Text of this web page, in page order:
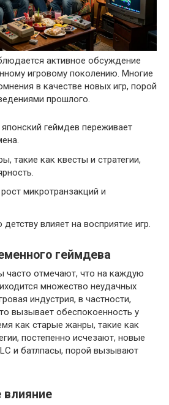
активное обсуждение
игровому поколению. Многие
в качестве новых игр, порой
прошлого.
геймдев переживает
такие как квесты и стратегии,
микротранзакций и
влияет на восприятие игр.
геймдева
часто отмечают, что на каждую
множество неудачных
индустрия, в частности,
вызывает обеспокоенность у
как старые жанры, такие как
постепенно исчезают, новые
и батлпасы, порой вызывают
влияние